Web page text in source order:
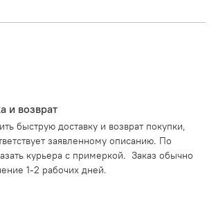
и возврат
быструю доставку и возврат покупки,
заявленному описанию. По
курьера с примеркой. Заказ обычно
1-2 рабочих дней.